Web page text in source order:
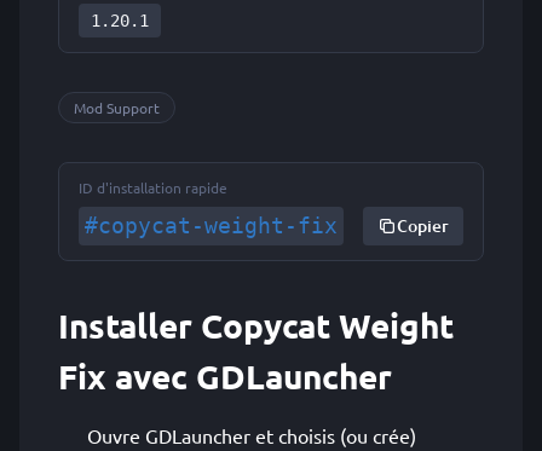
1.20.1
Mod Support
ID d'installation rapide
#copycat-weight-fix Copier
Installer Copycat Weight
Fix avec GDLauncher
Ouvre GDLauncher et choisis (ou crée)